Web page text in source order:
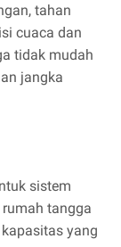
tahan
cuaca dan
tidak mudah
jangka
sistem
tangga
yang